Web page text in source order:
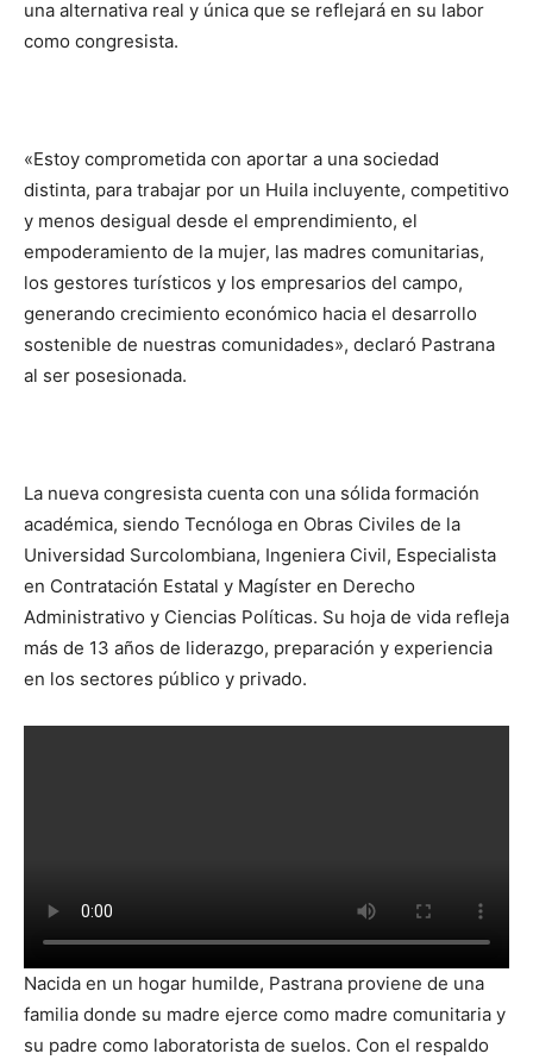
una alternativa real y única que se reflejará en su labor
como congresista.
«Estoy comprometida con aportar a una sociedad
distinta, para trabajar por un Huila incluyente, competitivo
y menos desigual desde el emprendimiento, el
empoderamiento de la mujer, las madres comunitarias,
los gestores turísticos y los empresarios del campo,
generando crecimiento económico hacia el desarrollo
sostenible de nuestras comunidades», declaró Pastrana
al ser posesionada.
La nueva congresista cuenta con una sólida formación
académica, siendo Tecnóloga en Obras Civiles de la
Universidad Surcolombiana, Ingeniera Civil, Especialista
en Contratación Estatal y Magíster en Derecho
Administrativo y Ciencias Políticas. Su hoja de vida refleja
más de 13 años de liderazgo, preparación y experiencia
en los sectores público y privado.
Nacida en un hogar humilde, Pastrana proviene de una
familia donde su madre ejerce como madre comunitaria y
su padre como laboratorista de suelos. Con el respaldo